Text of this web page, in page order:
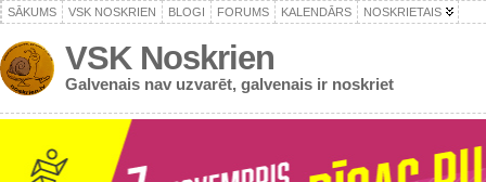
SĀKUMS VSK NOSKRIEN BLOGI FORUMS KALENDĀRS NOSKRIETAIS
VSK Noskrien
Galvenais nav uzvarēt, galvenais ir noskriet